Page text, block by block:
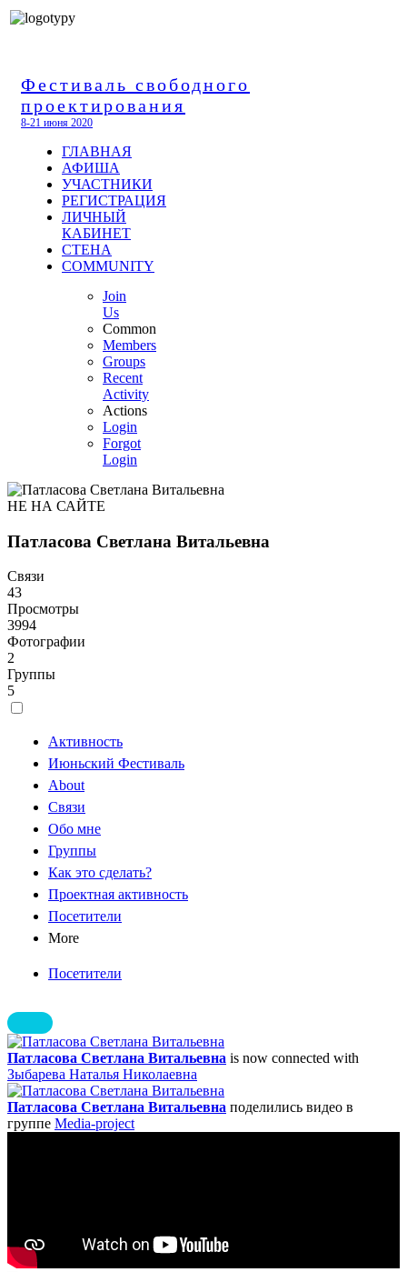
Фестиваль свободного
проектирования
8-21 июня 2020
ГЛАВНАЯ
АФИША
УЧАСТНИКИ
РЕГИСТРАЦИЯ
ЛИЧНЫЙ
КАБИНЕТ
СТЕНА
COMMUNITY
Join
Us
Common
Members
Groups
Recent
Activity
Actions
Login
Forgot
Login
НЕ НА САЙТЕ
Патласова Светлана Витальевна
Связи
43
Просмотры
3994
Фотографии
2
Группы
5
Активность
Июньский Фестиваль
About
Связи
Обо мне
Группы
Как это сделать?
Проектная активность
Посетители
More
Посетители
Патласова Светлана Витальевна is now connected with
Зыбарева Наталья Николаевна
Патласова Светлана Витальевна поделились видео в
группе Media-project